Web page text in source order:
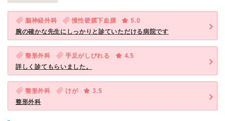
脳神経外科 慢性硬膜下血腫
5.0
腕の確かな先生にしっかりと診ていただける病院です
整形外科 手足がしびれる
4.5
詳しく診てもらいました。
整形外科 けが
3.5
整形外科